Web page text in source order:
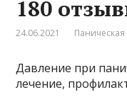
180
24.06.2021 Паническая
Давление при
лечение,